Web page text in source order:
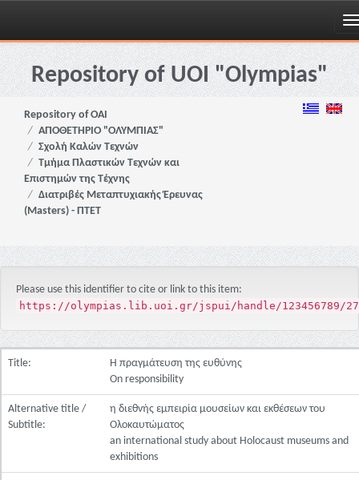
Skip
navigationRepository of UOI "Olympias"
Repository of OAI
ΑΠΟΘΕΤΗΡΙΟ "ΟΛΥΜΠΙΑΣ"
Σχολή Καλών Τεχνών
Τμήμα Πλαστικών Τεχνών και
Επιστημών της Τέχνης
Διατριβές Μεταπτυχιακής Έρευνας
(Masters) - ΠΤΕΤ
Please use this identifier to cite or link to this item:
https://olympias.lib.uoi.gr/jspui/handle/123456789/
Title:
Η πραγμάτευση της ευθύνης
On responsibility
Alternative title /
Subtitle:
η διεθνής εμπειρία μουσείων και εκθέσεων του
Ολοκαυτώματος
an international study about Holocaust museums and
exhibitions